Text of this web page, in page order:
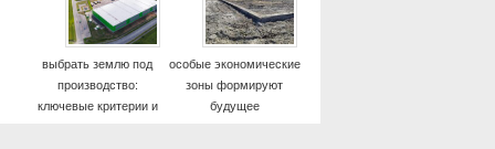
выбрать землю под
производство:
ключевые критерии и
особые экономические
зоны формируют
будущее